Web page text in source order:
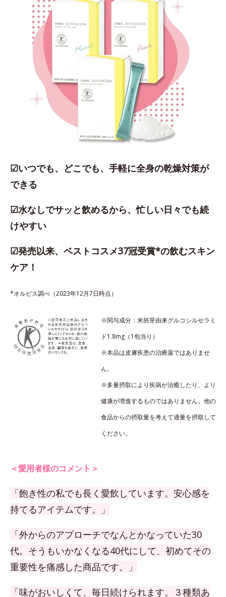
☑いつでも、どこでも、手軽に全身の乾燥対策が
できる
☑水なしでサッと飲めるから、忙しい日々でも続
けやすい
☑発売以来、ベストコスメ37冠受賞*の飲むスキン
ケア！
*オルビス調べ（2023年12月7日時点）
※関与成分：米胚芽由来グルコシルセラミ
ド1.8mg（1包当り）
※本品は皮膚疾患の治療薬ではありませ
ん。
※多量摂取により疾病が治癒したり、より
健康が増進するものではありません。他の
食品からの摂取量を考えて適量を摂取して
ください。
＜愛用者様のコメント＞
「飽き性の私でも長く愛飲しています。安心感を
持てるアイテムです。」
「外からのアプローチでなんとかなっていた30
代。そうもいかなくなる40代にして、初めてその
重要性を痛感した商品です。」
「味がおいしくて、毎日続けられます。３種類あ